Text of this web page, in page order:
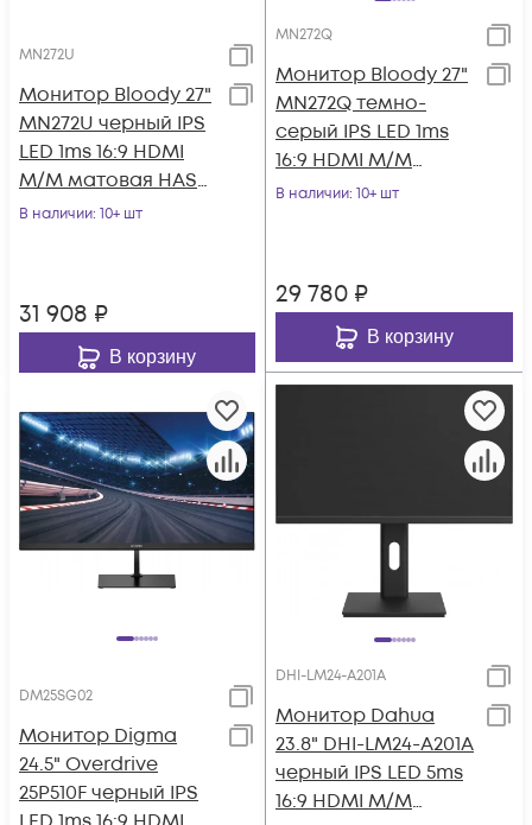
MN272U
Монитор Bloody 27"
MN272U черный IPS
LED 1ms 16:9 HDMI
M/M матовая HAS
400cd 178гр/178гр
В наличии: 10+ шт
31 908 ₽
В корзину
MN272Q
Монитор Bloody 27"
MN272Q темно-
серый IPS LED 1ms
16:9 HDMI M/M
матовая HAS Piv
В наличии: 10+ шт
29 780 ₽
В корзину
DM25SG02
Монитор Digma
24.5" Overdrive
25P510F черный IPS
DHI-LM24-A201A
Монитор Dahua
23.8" DHI-LM24-A201A
черный IPS LED 5ms
16:9 HDMI M/M